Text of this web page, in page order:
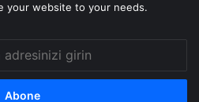
your website to your needs.